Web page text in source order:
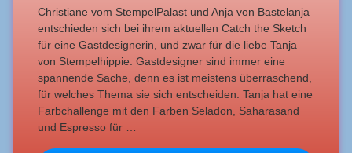
Christiane vom StempelPalast und Anja von Bastelanja
entschieden sich bei ihrem aktuellen Catch the Sketch
für eine Gastdesignerin, und zwar für die liebe Tanja
von Stempelhippie. Gastdesigner sind immer eine
spannende Sache, denn es ist meistens überraschend,
für welches Thema sie sich entscheiden. Tanja hat eine
Farbchallenge mit den Farben Seladon, Saharasand
und Espresso für …